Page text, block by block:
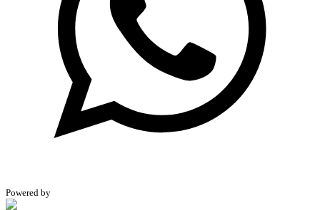
Powered by